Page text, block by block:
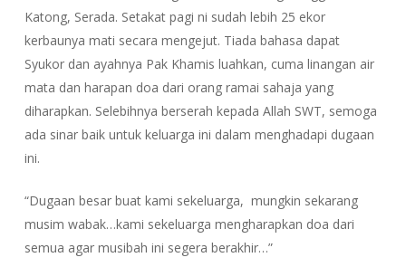
Katong, Serada. Setakat pagi ni sudah lebih 25 ekor
kerbaunya mati secara mengejut. Tiada bahasa dapat
Syukor dan ayahnya Pak Khamis luahkan, cuma linangan air
mata dan harapan doa dari orang ramai sahaja yang
diharapkan. Selebihnya berserah kepada Allah SWT, semoga
ada sinar baik untuk keluarga ini dalam menghadapi dugaan
ini.
“Dugaan besar buat kami sekeluarga, mungkin sekarang
musim wabak…kami sekeluarga mengharapkan doa dari
semua agar musibah ini segera berakhir…”